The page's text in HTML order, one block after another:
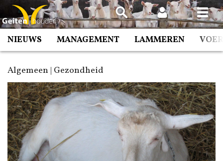
Spring
naar
inhoud
NIEUWS MANAGEMENT LAMMEREN
Algemeen | Gezondheid